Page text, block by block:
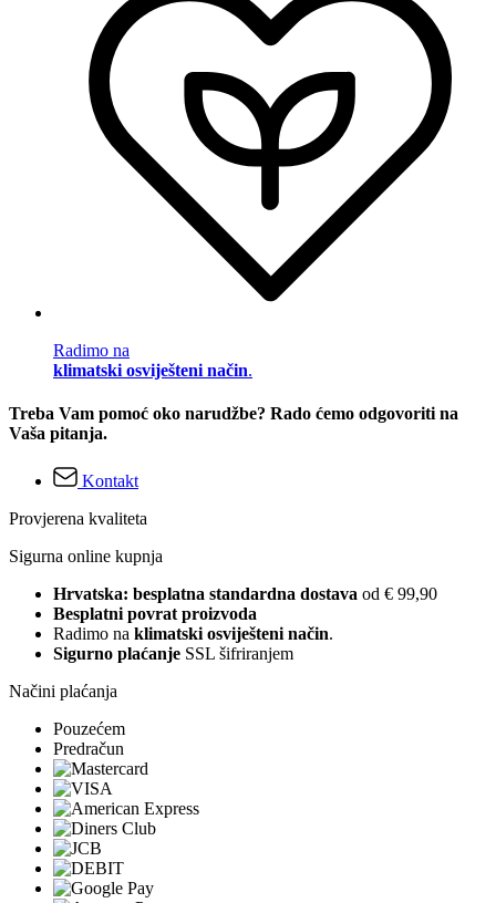
Radimo na
klimatski osviješteni način.
Treba Vam pomoć oko narudžbe? Rado ćemo odgovoriti na
Vaša pitanja.
Kontakt
Provjerena kvaliteta
Sigurna online kupnja
Hrvatska: besplatna standardna dostava od € 99,90
Besplatni povrat proizvoda
Radimo na klimatski osviješteni način.
Sigurno plaćanje SSL šifriranjem
Načini plaćanja
Pouzećem
Predračun